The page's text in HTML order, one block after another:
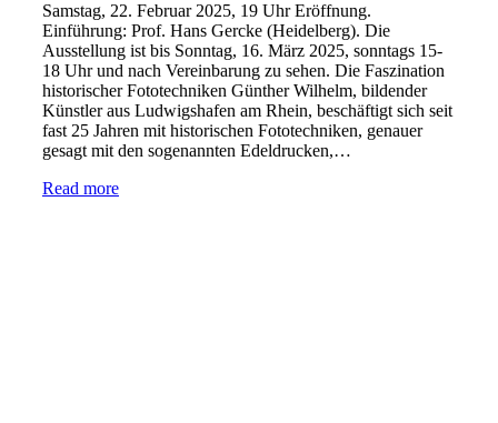
Samstag, 22. Februar 2025, 19 Uhr Eröffnung.
Einführung: Prof. Hans Gercke (Heidelberg). Die
Ausstellung ist bis Sonntag, 16. März 2025, sonntags 15-
18 Uhr und nach Vereinbarung zu sehen. Die Faszination
historischer Fototechniken Günther Wilhelm, bildender
Künstler aus Ludwigshafen am Rhein, beschäftigt sich seit
fast 25 Jahren mit historischen Fototechniken, genauer
gesagt mit den sogenannten Edeldrucken,…
Read more